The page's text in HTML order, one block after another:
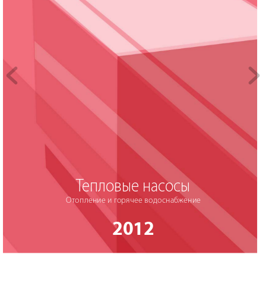
Тепловые насосы
Отопление и горячее водоснабжение
2012